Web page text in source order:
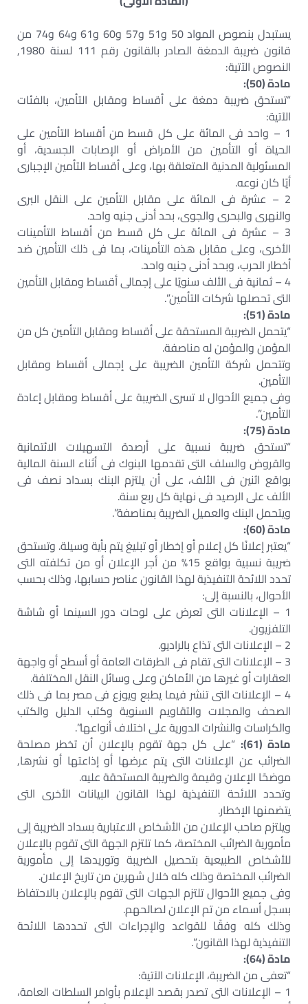
يستبدل بنصوص المواد 50 و51 و57 و60 و61 و64 و74 من
قانون ضريبة الدمغة الصادر بالقانون رقم 111 لسنة 1980,
النصوص الآتية:
مادة (50):
“تستحق ضريبة دمغة على أقساط ومقابل التأمين، بالفئات
الآتية:
1 – واحد فى المائة على كل قسط من أقساط التأمين على
الحياة أو التأمين من الأمراض أو الإصابات الجسدية، أو
المسئولية المدنية المتعلقة بها، وعلى أقساط التأمين الإجبارى
أيًا كان نوعه.
2 – عشرة فى المائة على مقابل التأمين على النقل البرى
والنهرى والبحرى والجوى، بحد أدنى جنيه واحد.
3 – عشرة فى المائة على كل قسط من أقساط التأمينات
الأخرى، وعلى مقابل هذه التأمينات، بما فى ذلك التأمين ضد
أخطار الحرب، وبحد أدنى جنيه واحد.
4 – ثمانية فى الألف سنويًا على إجمالى أقساط ومقابل التأمين
التى تحصلها شركات التأمين”.
مادة (51):
“يتحمل الضريبة المستحقة على أقساط ومقابل التأمين كل من
المؤمن والمؤمن له مناصفة.
وتتحمل شركة التأمين الضريبة على إجمالى أقساط ومقابل
التأمين.
وفى جميع الأحوال لا تسرى الضريبة على أقساط ومقابل إعادة
التأمين”.
مادة (75):
“تستحق ضريبة نسبية على أرصدة التسهيلات الائتمانية
والقروض والسلف التى تقدمها البنوك فى أثناء السنة المالية
بواقع اثنين فى الألف، على أن يلتزم البنك بسداد نصف فى
الألف على الرصيد فى نهاية كل ربع سنة.
ويتحمل البنك والعميل الضريبة بمناصفة”.
مادة (60):
“يعتبر إعلانًا كل إعلام أو إخطار أو تبليغ يتم بأية وسيلة. وتستحق
ضريبة نسبية بواقع 15% من أجر الإعلان أو من تكلفته التى
تحدد اللائحة التنفيذية لهذا القانون عناصر حسابها، وذلك بحسب
الأحوال، بالنسبة إلى:
1 – الإعلانات التى تعرض على لوحات دور السينما أو شاشة
التلفزيون.
2 – الإعلانات التى تذاع بالراديو.
3 – الإعلانات التى تقام فى الطرقات العامة أو أسطح أو واجهة
العقارات أو غيرها من الأماكن وعلى وسائل النقل المختلفة.
4 – الإعلانات التى تنشر فيما يطبع ويوزع فى مصر بما فى ذلك
الصحف والمجلات والتقاويم السنوية وكتب الدليل والكتب
والكراسات والنشرات الدورية على اختلاف أنواعها”.
مادة (61):
“على كل جهة تقوم بالإعلان أن تخطر مصلحة
الضرائب عن الإعلانات التى يتم عرضها أو إذاعتها أو نشرها,
موضحًا الإعلان وقيمة والضريبة المستحقة عليه.
وتحدد اللائحة التنفيذية لهذا القانون البيانات الأخرى التى
يتضمنها الإخطار.
ويلتزم صاحب الإعلان من الأشخاص الاعتبارية بسداد الضريبة إلى
مأمورية الضرائب المختصة، كما تلتزم الجهة التى تقوم بالإعلان
للأشخاص الطبيعية بتحصيل الضريبة وتوريدها إلى مأمورية
الضرائب المختصة وذلك كله خلال شهرين من تاريخ الإعلان.
وفى جميع الأحوال تلتزم الجهات التى تقوم بالإعلان بالاحتفاظ
بسجل أسماء من تم الإعلان لصالحهم.
وذلك كله وفقًا للقواعد والإجراءات التى تحددها اللائحة
التنفيذية لهذا القانون”.
مادة (64):
“تعفى من الضريبة، الإعلانات الآتية:
1 – الإعلانات التى تصدر بقصد الإعلام بأوامر السلطات العامة،